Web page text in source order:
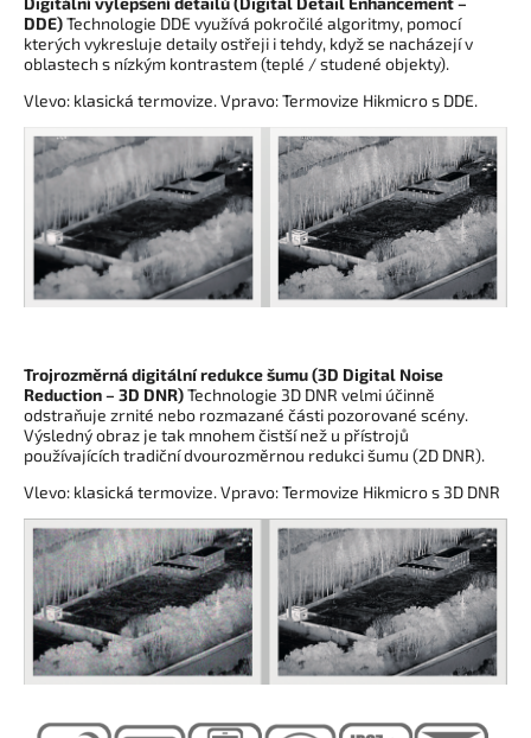
DDE)Technologie DDE využívá pokročilé algoritmy, pomocí
kterých vykresluje detaily ostřeji i tehdy, když se nacházejí v
oblastech s nízkým kontrastem (teplé / studené objekty).
Vlevo: klasická termovize. Vpravo: Termovize Hikmicro s DDE.
Trojrozměrná digitální redukce šumu (3D Digital Noise
Reduction – 3D DNR)Technologie 3D DNR velmi účinně
odstraňuje zrnité nebo rozmazané části pozorované scény.
Výsledný obraz je tak mnohem čistší než u přístrojů
používajících tradiční dvourozměrnou redukci šumu (2D DNR).
Vlevo: klasická termovize. Vpravo: Termovize Hikmicro s 3D DNR